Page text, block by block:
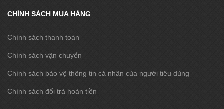
CHÍNH SÁCH MUA HÀNG
Chính sách thanh toán
Chính sách vận chuyển
Chính sách bảo vệ thông tin cá nhân của người tiêu dùng
Chính sách đổi trả hoàn tiền